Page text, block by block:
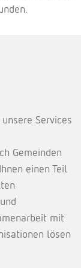
Services
Gemeinden
einen Teil
mit
lösen